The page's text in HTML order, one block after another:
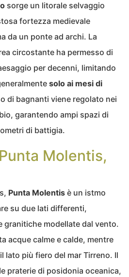
sorge un litorale selvaggio
fortezza medievale
da un ponte ad archi. La
circostante ha permesso di
per decenni, limitando
solo ai mesi di
di bagnanti viene regolato nei
garantendo ampi spazi di
di battigia.
Molentis,
Punta Molentis è un istmo
su due lati differenti,
granitiche modellate dal vento.
acque calme e calde, mentre
lato più fiero del mar Tirreno. Il
praterie di posidonia oceanica,